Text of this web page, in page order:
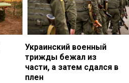
Украинский военный
трижды бежал из
части, а затем сдался в
плен